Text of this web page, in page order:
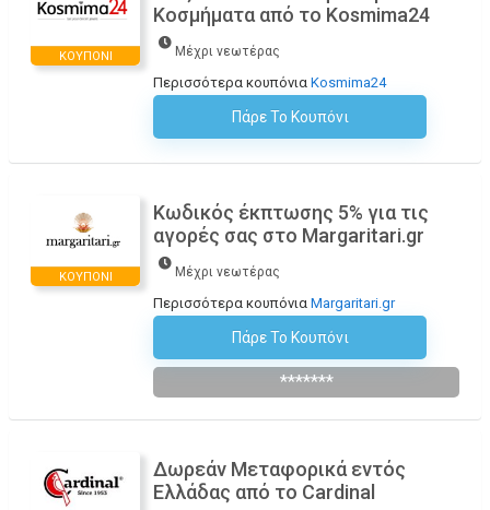
ΚΟΥΠΌΝΙ
Κοσμήματα από το Kosmima24
Μέχρι νεωτέρας
Περισσότερα κουπόνια Kosmima24
Πάρε Το Κουπόνι
ΚΟΥΠΌΝΙ
Κωδικός έκπτωσης 5% για τις
αγορές σας στο Margaritari.gr
Μέχρι νεωτέρας
Περισσότερα κουπόνια Margaritari.gr
Πάρε Το Κουπόνι
Εγγραφείτε Στο Newsletter
*******
Δωρεάν Μεταφορικά εντός
Ελλάδας από το Cardinal